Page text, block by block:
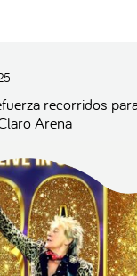
recorridos
Arena